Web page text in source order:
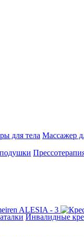
для тела Массажер
Инвалидные